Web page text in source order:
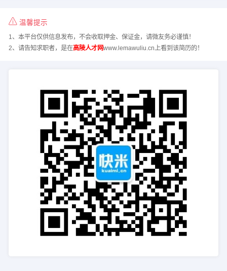
温馨提示
1、本平台仅供信息发布，不会收取押金、保证金，请微友务必谨慎！
2、请告知求职者，是在高陵人才网www.lemawuliu.cn上看到该简历的！